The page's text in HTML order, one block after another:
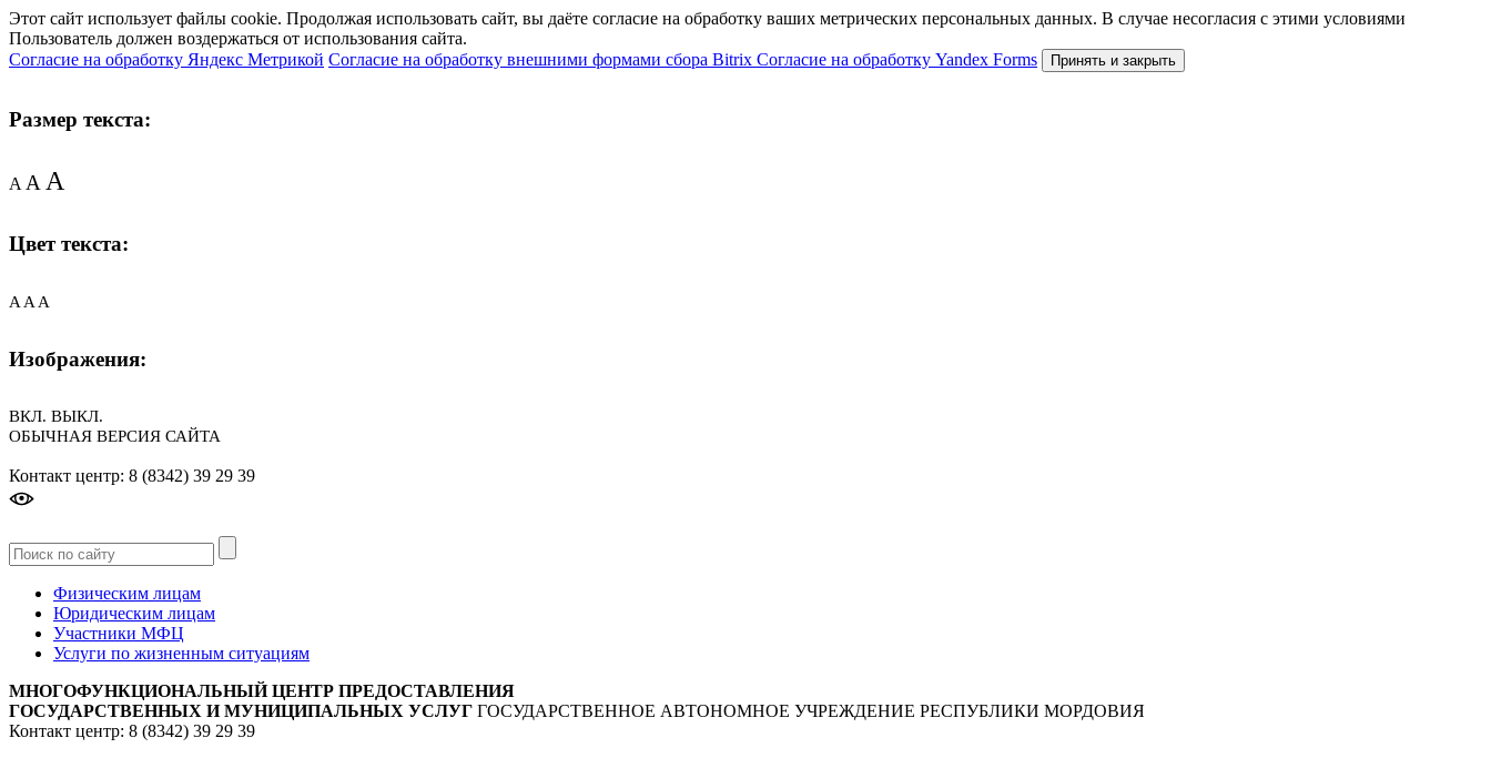
Этот сайт использует файлы cookie. Продолжая использовать сайт, вы даёте согласие на обработку ваших метрических персональных данных. В случае несогласия с этими условиями
Пользователь должен воздержаться от использования сайта.
Согласие на обработку Яндекс Метрикой Согласие на обработку внешними формами сбора Bitrix Согласие на обработку Yandex Forms Принять и закрыть
Размер текста:
AAA
Цвет текста:
A A A
Изображения:
ВКЛ. ВЫКЛ.
ОБЫЧНАЯ ВЕРСИЯ САЙТА
Контакт центр: 8 (8342) 39 29 39
Физическим лицам
Юридическим лицам
Участники МФЦ
Услуги по жизненным ситуациям
МНОГОФУНКЦИОНАЛЬНЫЙ ЦЕНТР ПРЕДОСТАВЛЕНИЯ
ГОСУДАРСТВЕННЫХ И МУНИЦИПАЛЬНЫХ УСЛУГ ГОСУДАРСТВЕННОЕ АВТОНОМНОЕ УЧРЕЖДЕНИЕ РЕСПУБЛИКИ МОРДОВИЯ
Контакт центр: 8 (8342) 39 29 39